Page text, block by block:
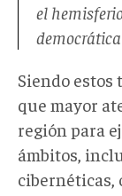
el
Siendo
que mayor
región para
ámbitos,
cibernéticas,